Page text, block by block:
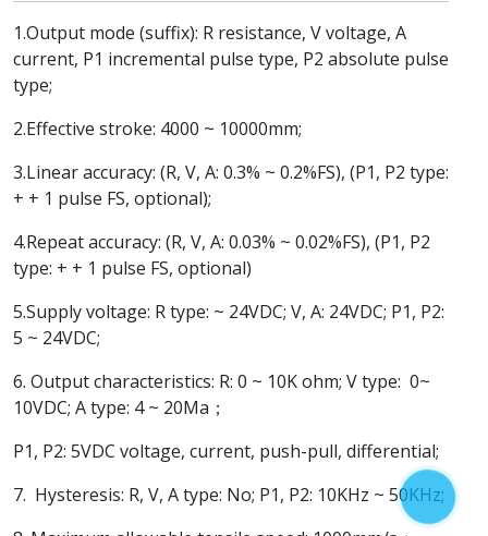
1.Output mode (suffix): R resistance, V voltage, A
current, P1 incremental pulse type, P2 absolute pulse
type;
2.Effective stroke: 4000 ~ 10000mm;
3.Linear accuracy: (R, V, A: 0.3% ~ 0.2%FS), (P1, P2 type:
+ + 1 pulse FS, optional);
4.Repeat accuracy: (R, V, A: 0.03% ~ 0.02%FS), (P1, P2
type: + + 1 pulse FS, optional)
5.Supply voltage: R type: ~ 24VDC; V, A: 24VDC; P1, P2:
5 ~ 24VDC;
6. Output characteristics: R: 0 ~ 10K ohm; V type: 0~
10VDC; A type: 4 ~ 20Ma；
P1, P2: 5VDC voltage, current, push-pull, differential;
7. Hysteresis: R, V, A type: No; P1, P2: 10KHz ~ 50KHz;